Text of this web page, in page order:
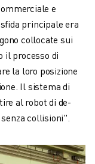
e
principale era
collocate sui
il processo di
la loro posizione
Il sistema di
al robot di de-
collisioni".